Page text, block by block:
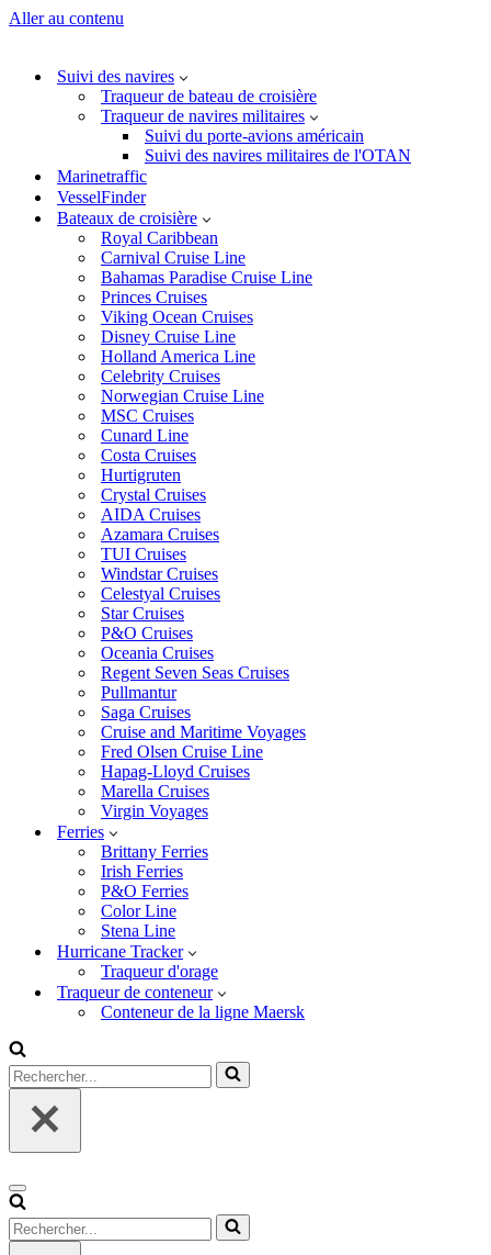
Aller au contenu
Suivi des navires
Traqueur de bateau de croisière
Traqueur de navires militaires
Suivi du porte-avions américain
Suivi des navires militaires de l'OTAN
Marinetraffic
VesselFinder
Bateaux de croisière
Royal Caribbean
Carnival Cruise Line
Bahamas Paradise Cruise Line
Princes Cruises
Viking Ocean Cruises
Disney Cruise Line
Holland America Line
Celebrity Cruises
Norwegian Cruise Line
MSC Cruises
Cunard Line
Costa Cruises
Hurtigruten
Crystal Cruises
AIDA Cruises
Azamara Cruises
TUI Cruises
Windstar Cruises
Celestyal Cruises
Star Cruises
P&O Cruises
Oceania Cruises
Regent Seven Seas Cruises
Pullmantur
Saga Cruises
Cruise and Maritime Voyages
Fred Olsen Cruise Line
Hapag-Lloyd Cruises
Marella Cruises
Virgin Voyages
Ferries
Brittany Ferries
Irish Ferries
P&O Ferries
Color Line
Stena Line
Hurricane Tracker
Traqueur d'orage
Traqueur de conteneur
Conteneur de la ligne Maersk
Rechercher...
Menu
de
navigation
Rechercher...